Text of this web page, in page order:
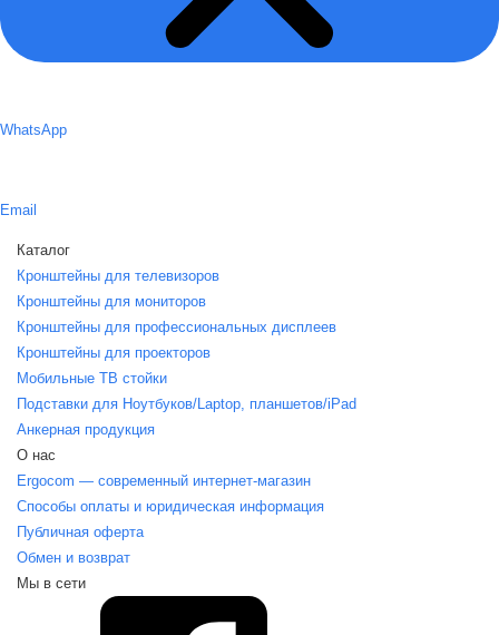
WhatsApp
Email
Каталог
Кронштейны для телевизоров
Кронштейны для мониторов
Кронштейны для профессиональных дисплеев
Кронштейны для проекторов
Мобильные ТВ стойки
Подставки для Ноутбуков/Laptop, планшетов/iPаd
Анкерная продукция
О нас
Ergocom — современный интернет-магазин
Способы оплаты и юридическая информация
Публичная оферта
Обмен и возврат
Мы в сети